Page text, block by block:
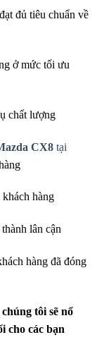
đủ tiêu chuẩn về
ở mức tối ưu
chất lượng
CX8 tại
hàng
lân cận
hàng đã đóng
tôi sẽ nổ
cho các bạn